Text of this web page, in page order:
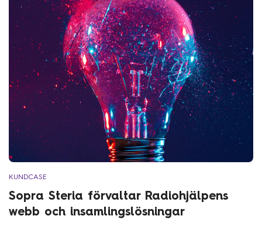
KUNDCASE
Sopra Steria förvaltar Radiohjälpens
webb och insamlingslösningar